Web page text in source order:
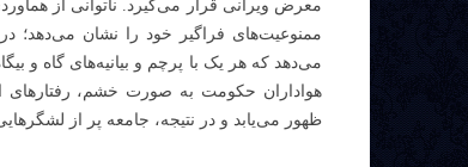
معرض ویرانی قرار می‌گیرد. ناتوانی از
ممنوعیت‌های فراگیر خود را نشان می‌دهد؛
می‌دهد که هر یک با پرچم و بیانیه‌های گاه و
هواداران حکومت به صورت خشم، رفتارهای
ظهور می‌یابد و در نتیجه، جامعه پر از